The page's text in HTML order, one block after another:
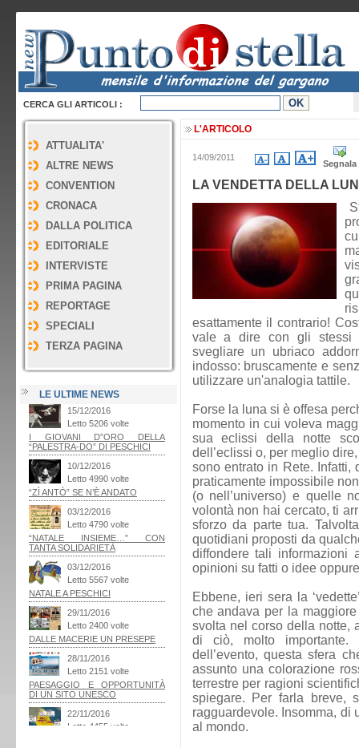
CERCA GLI ARTICOLI :
ATTUALITA'
ALTRE NEWS
CONVENTION
CRONACA
DALLA POLITICA
EDITORIALE
INTERVISTE
PRIMA PAGINA
REPORTAGE
SPECIALI
TERZA PAGINA
LE ULTIME NEWS
L'ARTICOLO
14/09/2011
Segnala
LA VENDETTA DELLA
esattamente il contrario!
vale a dire con gli stessi
svegliare un ubriaco
indosso: bruscamente e
utilizzare un'analogia tattile.
Forse la luna si è offesa
momento in cui voleva
sua eclissi della notte
dell’eclissi o, per meglio
sono entrato in Rete.
praticamente impossibile
(o nell’universo) e quelle
volontà non hai cercato, ti
sforzo da parte tua.
quotidiani proposti da
diffondere tali informazioni
opinioni su fatti o idee
Ebbene, ieri sera la
che andava per la
svolta nel corso della notte,
di ciò, molto importante.
dell’evento, questa sfera
assunto una colorazione
terrestre per ragioni
spiegare. Per farla breve,
ragguardevole. Insomma, di
al mondo.